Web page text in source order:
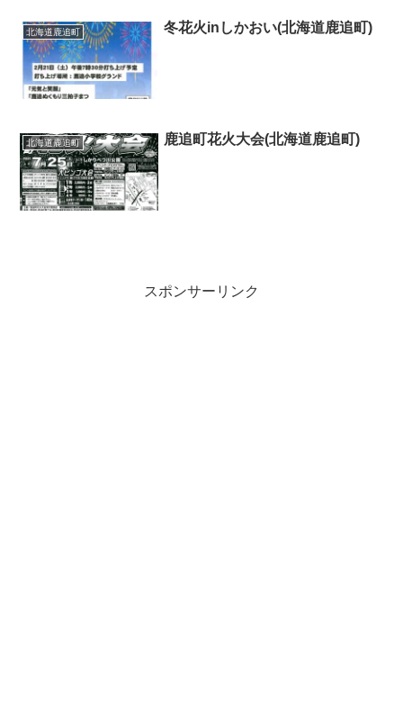
北海道鹿追町 冬花火inしかおい(北海道鹿追町)
北海道鹿追町 鹿追町花火大会(北海道鹿追町)
スポンサーリンク